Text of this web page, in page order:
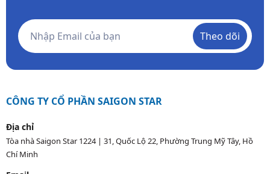
Theo dõi
CÔNG TY CỔ PHẦN SAIGON STAR
Địa chỉ
Tòa nhà Saigon Star 1224 | 31, Quốc Lộ 22, Phường Trung Mỹ Tây, Hồ
Chí Minh